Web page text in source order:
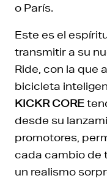
o París.
Este es el
transmitir a su
Ride, con la que
bicicleta
KICKR CORE
desde su
promotores,
cada cambio de
un realismo